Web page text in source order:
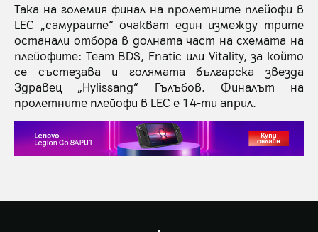
Така на големия финал на пролетните плейофи в
LEC „самураите“ очакват един измежду трите
останали отбора в долната част на схемата на
плейофите: Team BDS, Fnatic или Vitality, за който
се състезава и голямата българска звезда
Здравец „Hylissang“ Гълъбов. Финалът на
пролетните плейофи в LEC е 14-ти април.